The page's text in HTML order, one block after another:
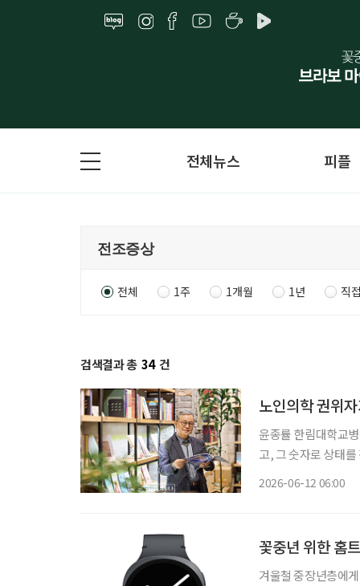
전체뉴스 피플
전체 1주 1개월 1년 직
검색결과 총 34 건
노인의학 권위
윤종률 한림대학교병원 명예
고, 그 숫자로 상태
2026-06-12 06:00
꽃중년 위한 홈
겨울철 중장년층에